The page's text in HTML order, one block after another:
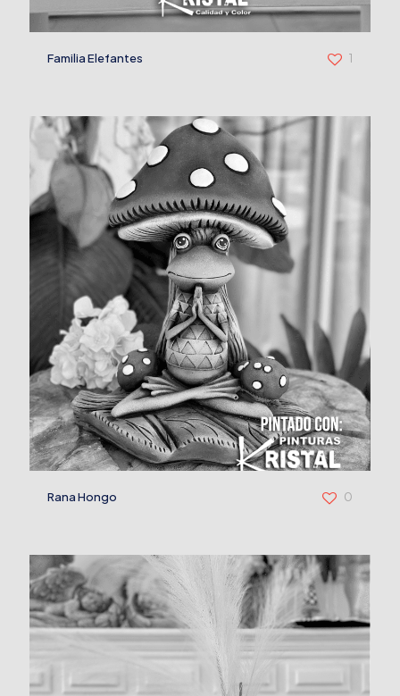
Familia Elefantes 1
Rana Hongo 0